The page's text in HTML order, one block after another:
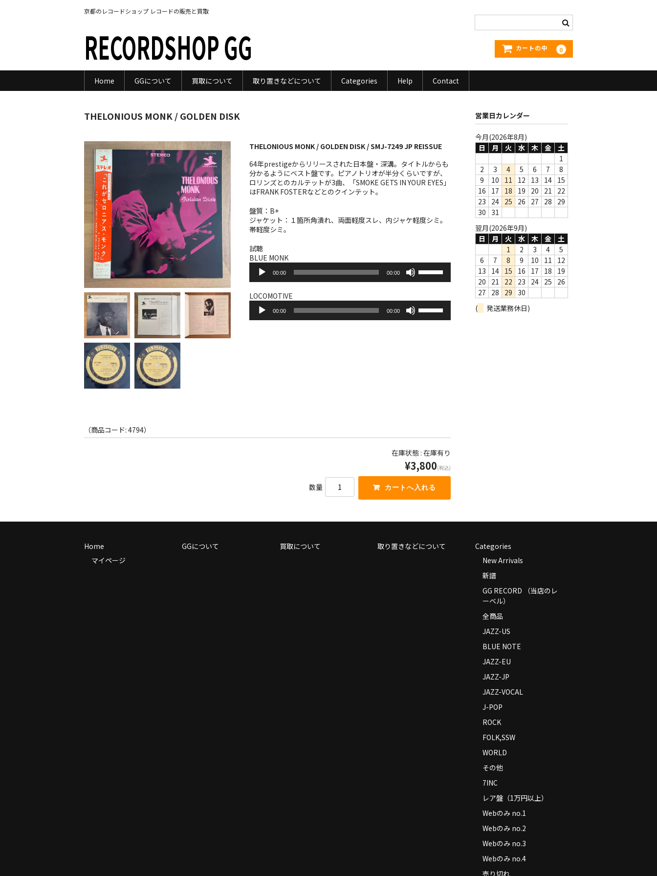
京都のレコードショップ レコードの販売と買取
RECORDSHOP GG カートの中 0
Home GGについて 買取について 取り置きなどについて Categories Help Contact
THELONIOUS MONK / GOLDEN DISK
THELONIOUS MONK / GOLDEN DISK / SMJ-7249 JP REISSUE
64年prestigeからリリースされた日本盤・深溝。タイトルからも
分かるようにベスト盤です。ピアノトリオが半分くらいですが、
ロリンズとのカルテットが3曲、「SMOKE GETS IN YOUR EYES」
はFRANK FOSTERなどとのクインテット。
盤質：B+
ジャケット：１箇所角潰れ、両面軽度スレ、内ジャケ軽度シミ。
帯軽度シミ。
試聴
BLUE MONK
プ
レ
ー
ー
00:00 00:00
リ
調
節
だ
さ
い。
LOCOMOTIVE
プ
00:00 00:00
リ
使
っ
て
だ
さ
（商品コード: 4794）
在庫状態 : 在庫有り
¥3,800(税込)
数量
営業日カレンダー
今月(2026年8月)
日
月 火 水 木 金
土
1
2
3 4 5 6 7
8
9
10 11 12 13 14 15
16
17 18 19 20 21
22
23
24 25 26 27 28
29
30
31
翌月(2026年9月)
日
月 火 水 木 金
土
1
2 3 4
5
6
7 8 9 10 11
12
13
14 15 16 17 18
19
20
21 22 23 24 25
26
27
28 29
30
(
発送業務休日)
Home
マイページ
GGについて 買取について 取り置きなどについて
Categories
New Arrivals
新譜
GG RECORD （当店のレ
ーベル）
全商品
JAZZ-US
BLUE NOTE
JAZZ-EU
JAZZ-JP
JAZZ-VOCAL
J-POP
ROCK
FOLK,SSW
WORLD
その他
7INC
レア盤（1万円以上）
Webのみ no.1
Webのみ no.2
Webのみ no.3
Webのみ no.4
売り切れ